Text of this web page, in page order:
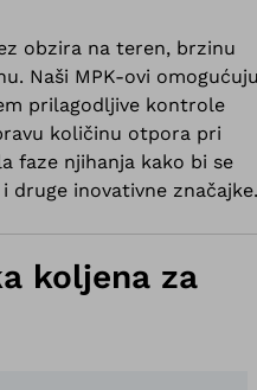
obzira na teren, brzinu
Naši MPK-ovi
prilagodljive kontrole
količinu otpora pri
faze njihanja kako bi se
druge inovativne značajke.
koljena za